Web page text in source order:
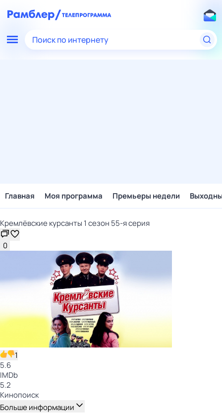
Поиск по интернету
Главная Моя программа Премьеры недели
Кремлёвские курсанты 1 сезон 55-я серия
0
1
5.6
IMDb
5.2
Кинопоиск
Больше информации